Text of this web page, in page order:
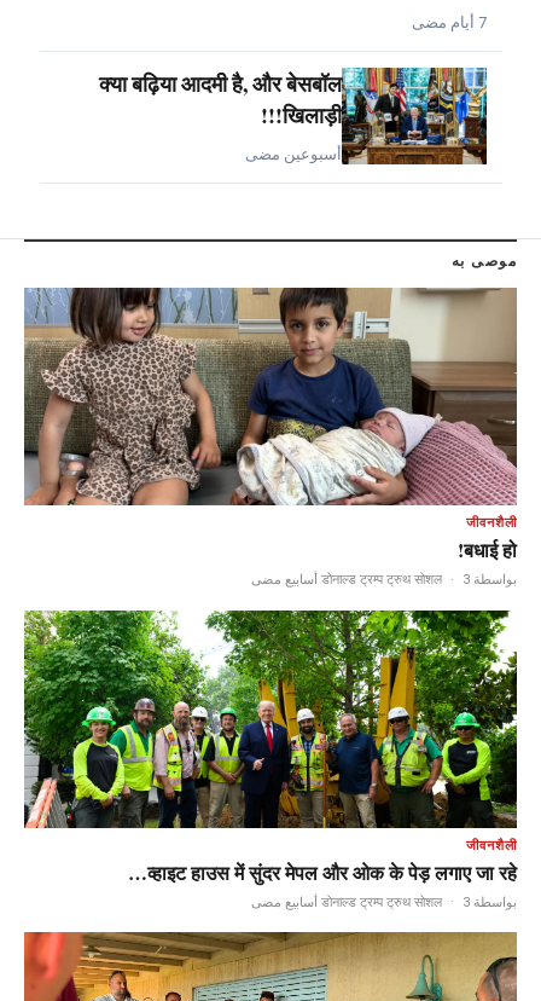
7 أيام مضى
क्या बढ़िया आदमी है, और बेसबॉल
खिलाड़ी!!!
أسبوعين مضى
موصى به
जीवनशैली
बधाई हो!
بواسطة डोनाल्ड ट्रम्प ट्रुथ सोशल · 3 أسابيع مضى
जीवनशैली
व्हाइट हाउस में सुंदर मेपल और ओक के पेड़ लगाए जा रहे…
بواسطة डोनाल्ड ट्रम्प ट्रुथ सोशल · 3 أسابيع مضى